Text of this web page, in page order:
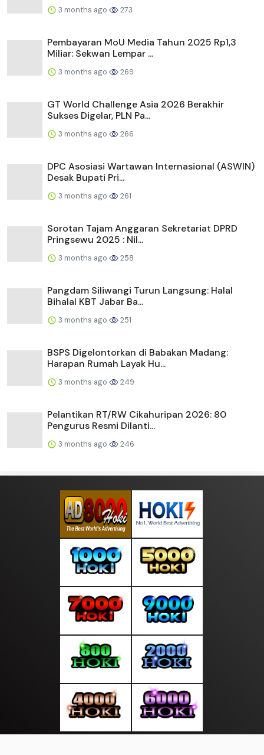
3 months ago 273
Pembayaran MoU Media Tahun 2025 Rp1,3
Miliar: Sekwan Lempar ...
3 months ago 269
GT World Challenge Asia 2026 Berakhir
Sukses Digelar, PLN Pa...
3 months ago 266
DPC Asosiasi Wartawan Internasional (ASWIN)
Desak Bupati Pri...
3 months ago 261
Sorotan Tajam Anggaran Sekretariat DPRD
Pringsewu 2025 : Nil...
3 months ago 258
Pangdam Siliwangi Turun Langsung: Halal
Bihalal KBT Jabar Ba...
3 months ago 251
BSPS Digelontorkan di Babakan Madang:
Harapan Rumah Layak Hu...
3 months ago 249
Pelantikan RT/RW Cikahuripan 2026: 80
Pengurus Resmi Dilanti...
3 months ago 246